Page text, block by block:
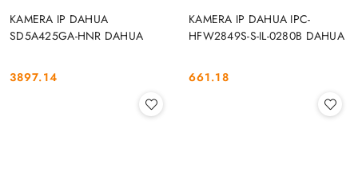
KAMERA IP DAHUA
SD5A425GA-HNR DAHUA
Cena:
3897.14
KAMERA IP DAHUA IPC-
HFW2849S-S-IL-0280B DAHUA
Cena:
661.18